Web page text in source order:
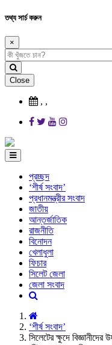
তথ্য সার্চ করুন
×
Close
, ,
প্রচ্ছদ
‘শীর্ষ সংবাদ’
প্রধানমন্ত্রীর সংবাদ
জাতীয়
আন্তর্জাতিক
রাজনীতি
বিনোদন
খেলাধুলা
ফিচার
সিলেট জেলা
জেলা সংবাদ
‘শীর্ষ সংবাদ’
সিলেটের ক্ষুদে